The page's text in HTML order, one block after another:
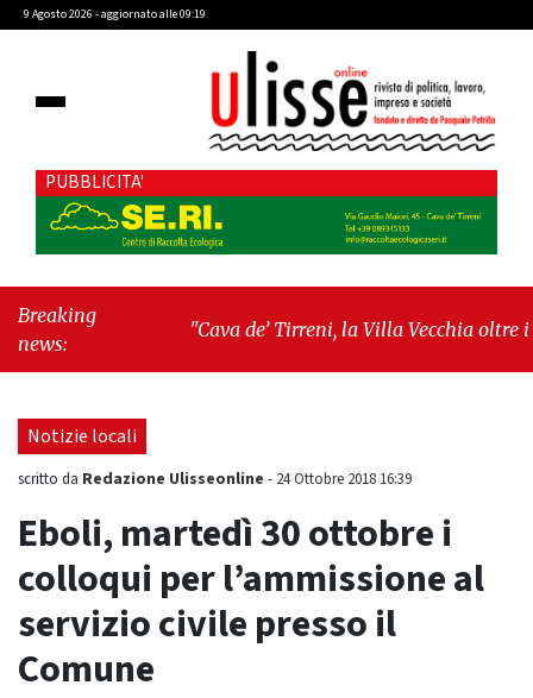
9 Agosto 2026 - aggiornato alle 09:19
PUBBLICITA'
Breaking
news:
"Cava de’ Tirreni, la Villa Vecchia oltre i
seduta consiliare: “Serve chiarezza!”"
Notizie locali
scritto da Redazione Ulisseonline - 24 Ottobre 2018 16:39
Eboli, martedì 30 ottobre i
colloqui per l’ammissione al
servizio civile presso il
Comune